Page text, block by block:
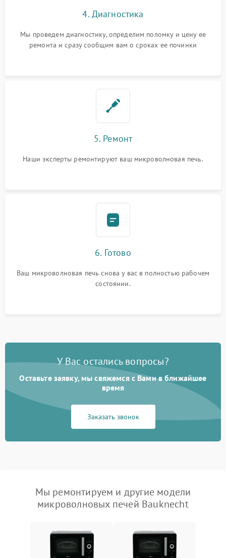
4. Диагностика
Мы проведем диагностику, определим поломку и цену ее
ремонта и сразу сообщим вам о сроках ее починки
5. Ремонт
Наши эксперты ремонтируют ваш микроволновая печь.
6. Готово
Ваш микроволновая печь снова у вас в полностью рабочем
состоянии.
У Вас остались вопросы?
Оставьте заявку, мы свяжемся с Вами в ближайшее
время
Заказать звонок
Мы ремонтируем и другие модели
микроволновых печей Bauknecht